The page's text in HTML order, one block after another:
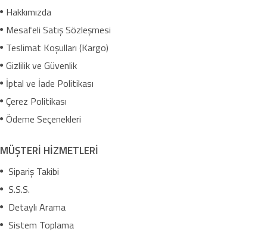
Hakkımızda
Mesafeli Satış Sözleşmesi
Teslimat Koşulları (Kargo)
Gizlilik ve Güvenlik
İptal ve İade Politikası
Çerez Politikası
Ödeme Seçenekleri
MÜŞTERİ HİZMETLERİ
Sipariş Takibi
S.S.S.
Detaylı Arama
Sistem Toplama